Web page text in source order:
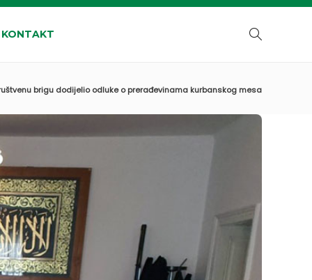
KONTAKT
brigu dodijelio odluke o prerađevinama kurbanskog mesa